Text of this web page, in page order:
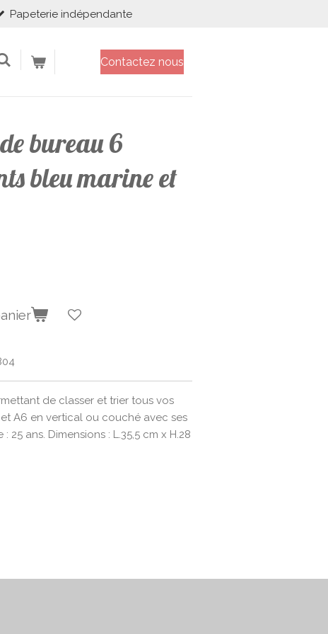
Papeterie indépendante
Contactez nous
bureau 6
bleu marine et
de classer et trier tous vos
A6 en vertical ou couché avec ses
25 ans. Dimensions : L.35,5 cm x H.28